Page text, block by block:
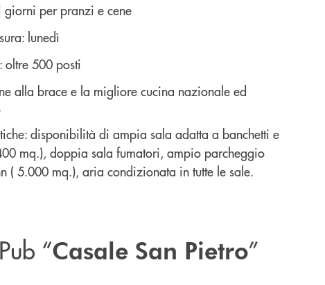
giorni per pranzi e cene
lunedì
oltre 500 posti
alla brace e la migliore cucina nazionale ed
disponibilità di ampia sala adatta a banchetti e
mq.), doppia sala fumatori, ampio parcheggio
( 5.000 mq.), aria condizionata in tutte le sale.
“Casale San Pietro”